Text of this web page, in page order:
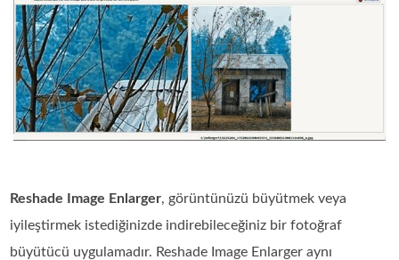
Reshade Image Enlarger, görüntünüzü büyütmek veya
iyileştirmek istediğinizde indirebileceğiniz bir fotoğraf
büyütücü uygulamadır. Reshade Image Enlarger aynı